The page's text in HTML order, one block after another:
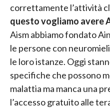
correttamente l’attività
questo vogliamo avere
Aism abbiamo fondato
le persone con
le loro istanze. Oggi
specifiche che possono
malattia ma manca una
l’accesso gratuito alle